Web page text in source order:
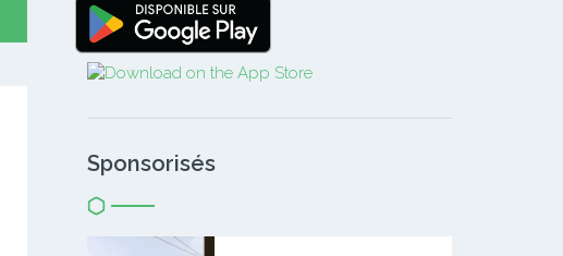
Sponsorisés